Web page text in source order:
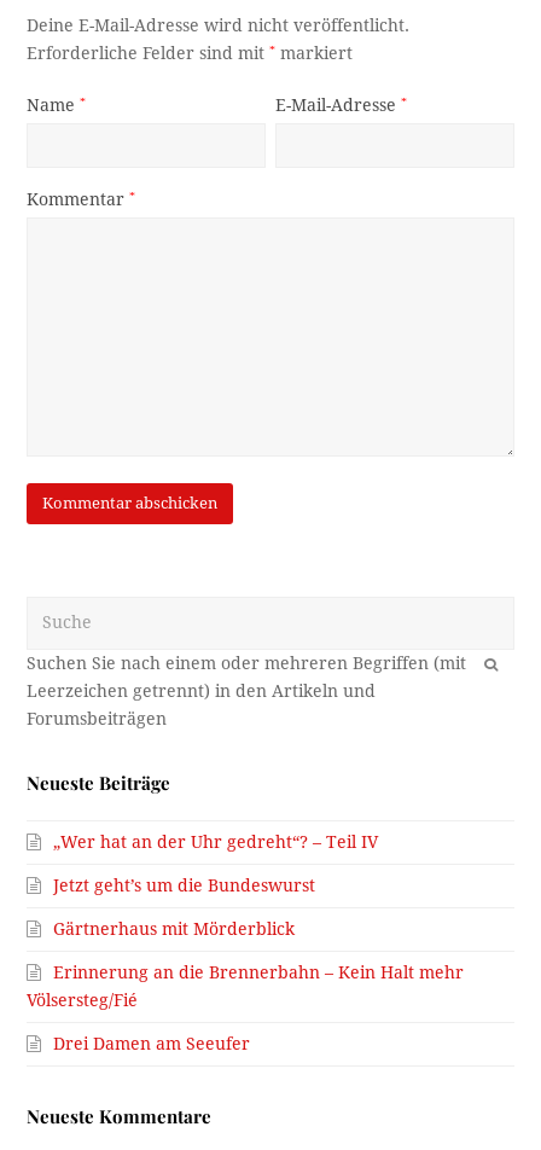
Deine E-Mail-Adresse wird nicht veröffentlicht.
Erforderliche Felder sind mit* markiert
Name* E-Mail-Adresse*
Kommentar*
OK
Neueste Beiträge
„Wer hat an der Uhr gedreht“? – Teil IV
Jetzt geht’s um die Bundeswurst
Gärtnerhaus mit Mörderblick
Erinnerung an die Brennerbahn – Kein Halt mehr
Völsersteg/Fié
Drei Damen am Seeufer
Neueste Kommentare